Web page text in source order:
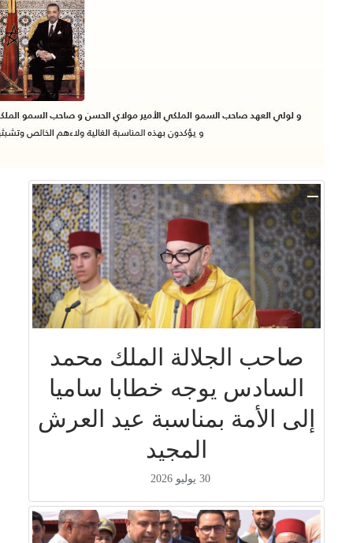
صاحب الجلالة الملك محمد
السادس يوجه خطابا ساميا
إلى الأمة بمناسبة عيد العرش
المجيد
30 يوليو 2026